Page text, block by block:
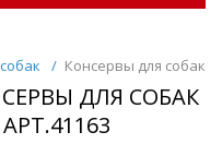
/ Консервы для собак
ДЛЯ СОБАК